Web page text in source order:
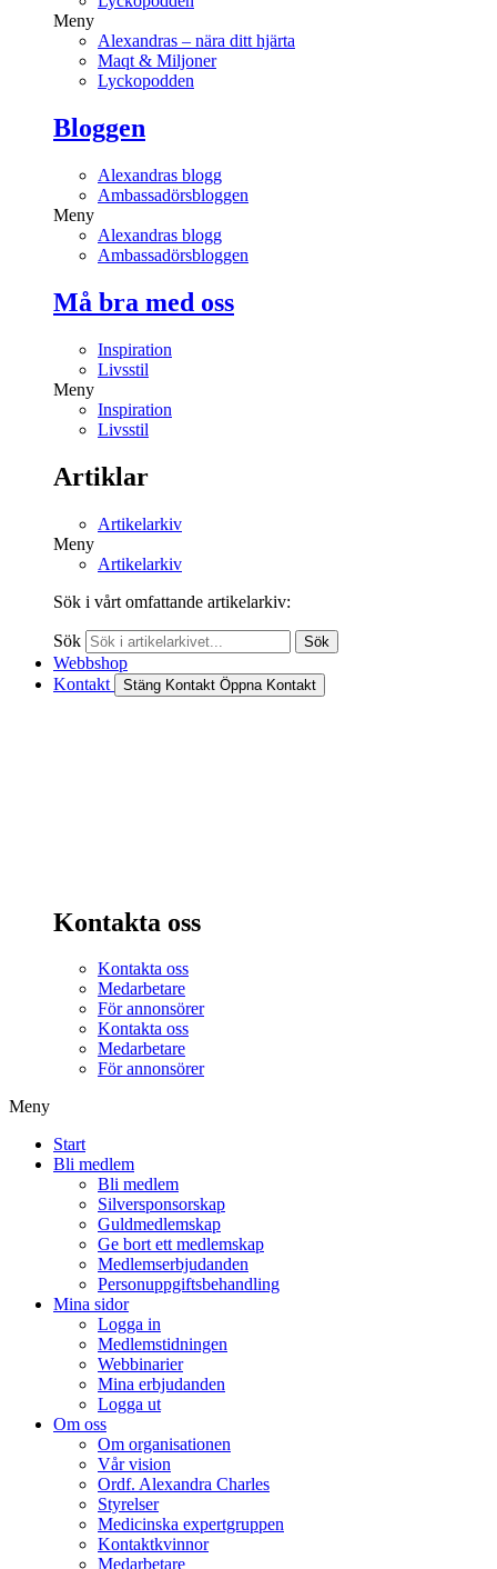
Meny
Alexandras – nära ditt hjärta
Maqt & Miljoner
Lyckopodden
Bloggen
Alexandras blogg
Ambassadörsbloggen
Meny
Alexandras blogg
Ambassadörsbloggen
Må bra med oss
Inspiration
Livsstil
Meny
Inspiration
Livsstil
Artiklar
Artikelarkiv
Meny
Artikelarkiv
Sök i vårt omfattande artikelarkiv:
Sök Sök
Webbshop
Kontakt
Stäng Kontakt Öppna Kontakt
Kontakta oss
Kontakta oss
Medarbetare
För annonsörer
Kontakta oss
Medarbetare
För annonsörer
Meny
Start
Bli medlem
Bli medlem
Silversponsorskap
Guldmedlemskap
Ge bort ett medlemskap
Medlemserbjudanden
Personuppgiftsbehandling
Mina sidor
Logga in
Medlemstidningen
Webbinarier
Mina erbjudanden
Logga ut
Om oss
Om organisationen
Vår vision
Ordf. Alexandra Charles
Styrelser
Medicinska expertgruppen
Kontaktkvinnor
Medarbetare